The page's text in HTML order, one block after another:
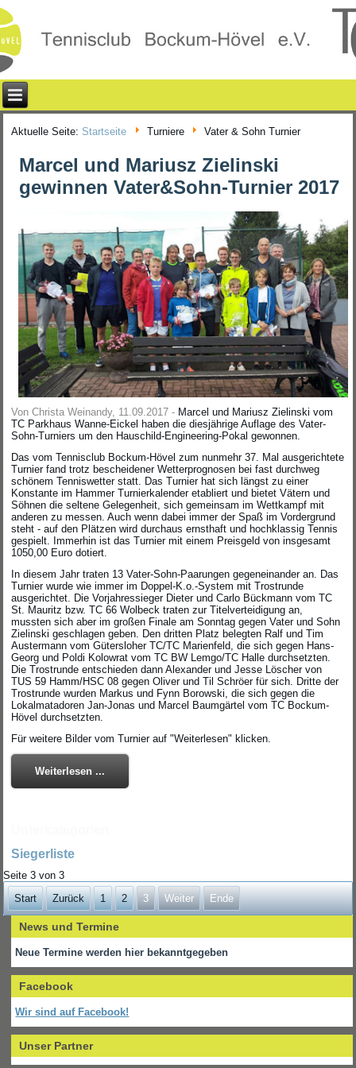
Aktuelle Seite: Startseite Turniere Vater & Sohn Turnier
Marcel und Mariusz Zielinski
gewinnen Vater&Sohn-Turnier 2017
Von Christa Weinandy, 11.09.2017 - Marcel und Mariusz Zielinski vom
TC Parkhaus Wanne-Eickel haben die diesjährige Auflage des Vater-
Sohn-Turniers um den Hauschild-Engineering-Pokal gewonnen.
Das vom Tennisclub Bockum-Hövel zum nunmehr 37. Mal ausgerichtete
Turnier fand trotz bescheidener Wetterprognosen bei fast durchweg
schönem Tenniswetter statt. Das Turnier hat sich längst zu einer
Konstante im Hammer Turnierkalender etabliert und bietet Vätern und
Söhnen die seltene Gelegenheit, sich gemeinsam im Wettkampf mit
anderen zu messen. Auch wenn dabei immer der Spaß im Vordergrund
steht - auf den Plätzen wird durchaus ernsthaft und hochklassig Tennis
gespielt. Immerhin ist das Turnier mit einem Preisgeld von insgesamt
1050,00 Euro dotiert.
In diesem Jahr traten 13 Vater-Sohn-Paarungen gegeneinander an. Das
Turnier wurde wie immer im Doppel-K.o.-System mit Trostrunde
ausgerichtet. Die Vorjahressieger Dieter und Carlo Bückmann vom TC
St. Mauritz bzw. TC 66 Wolbeck traten zur Titelverteidigung an,
mussten sich aber im großen Finale am Sonntag gegen Vater und Sohn
Zielinski geschlagen geben. Den dritten Platz belegten Ralf und Tim
Austermann vom Gütersloher TC/TC Marienfeld, die sich gegen Hans-
Georg und Poldi Kolowrat vom TC BW Lemgo/TC Halle durchsetzten.
Die Trostrunde entschieden dann Alexander und Jesse Löscher von
TUS 59 Hamm/HSC 08 gegen Oliver und Til Schröer für sich. Dritte der
Trostrunde wurden Markus und Fynn Borowski, die sich gegen die
Lokalmatadoren Jan-Jonas und Marcel Baumgärtel vom TC Bockum-
Hövel durchsetzten.
Für weitere Bilder vom Turnier auf "Weiterlesen" klicken.
Weiterlesen ...
Siegerliste
Seite 3 von 3
Start
Zurück 1 2 3 Weiter Ende
News und Termine
Neue Termine werden hier bekanntgegeben
Facebook
Wir sind auf Facebook!
Unser Partner